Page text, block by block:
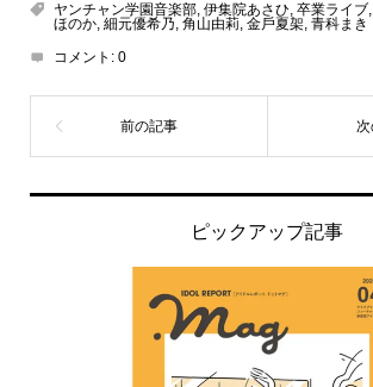
ヤンチャン学園音楽部, 伊集院あさひ, 卒業ライブ,
ほのか, 細元優希乃, 角山由莉, 金戶夏架, 青科まき
コメント: 0
ピックアップ記事